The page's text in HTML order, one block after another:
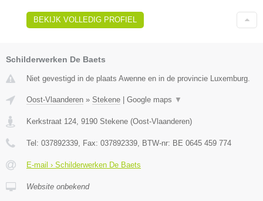
BEKIJK VOLLEDIG PROFIEL
Schilderwerken De Baets
Niet gevestigd in de plaats Awenne en in de provincie Luxemburg.
Oost-Vlaanderen » Stekene Google maps ▼
Kerkstraat 124, 9190 Stekene (Oost-Vlaanderen)
Tel: 037892339, Fax: 037892339, BTW-nr: BE 0645 459 774
E-mail › Schilderwerken De Baets
Website onbekend